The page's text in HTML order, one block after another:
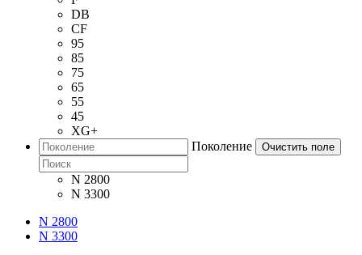
DB
CF
95
85
75
65
55
45
XG+
Поколение
Очистить поле
N 2800
N 3300
N 2800
N 3300